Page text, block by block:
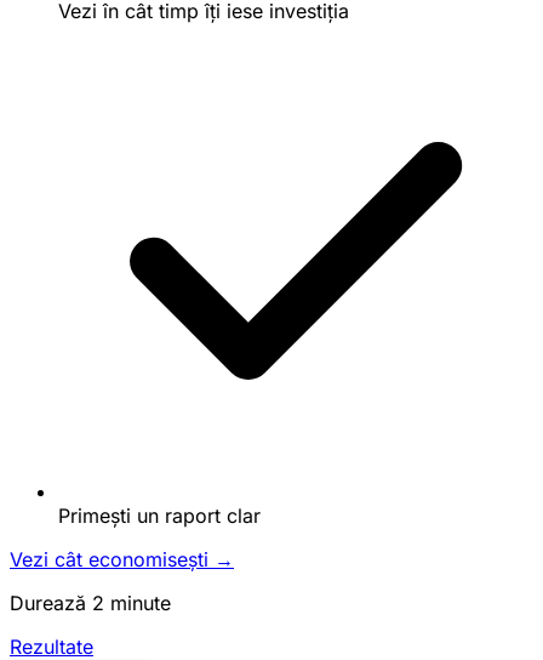
Vezi în cât timp îți iese investiția
Primești un raport clar
Vezi cât economisești →
Durează 2 minute
Rezultate